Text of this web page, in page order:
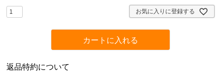
)
お気に入りに登録する
カートに入れる
返品特約について